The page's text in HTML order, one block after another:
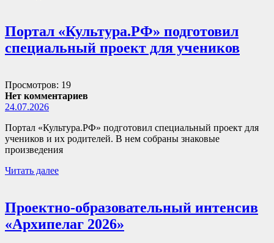
Портал «Культура.РФ» подготовил
специальный проект для учеников
Просмотров: 19
Нет комментариев
24.07.2026
Портал «Культура.РФ» подготовил специальный проект для
учеников и их родителей. В нем собраны знаковые
произведения
Читать далее
Проектно-образовательный интенсив
«Архипелаг 2026»